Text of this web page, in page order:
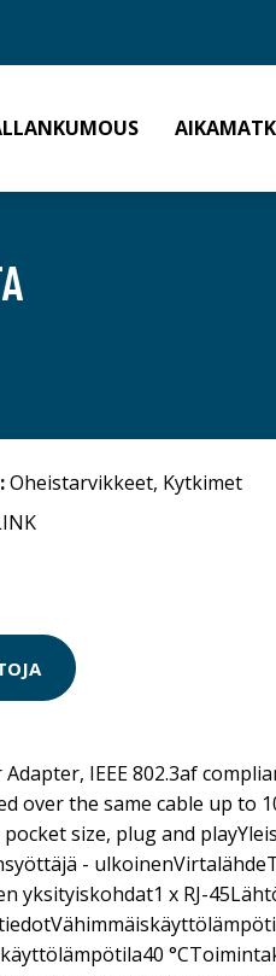
Oheistarvikkeet, Kytkimet
IEEE 802.3af
over the same cable up to
pocket size, plug and
-
yksityiskohdat1 x RJ-